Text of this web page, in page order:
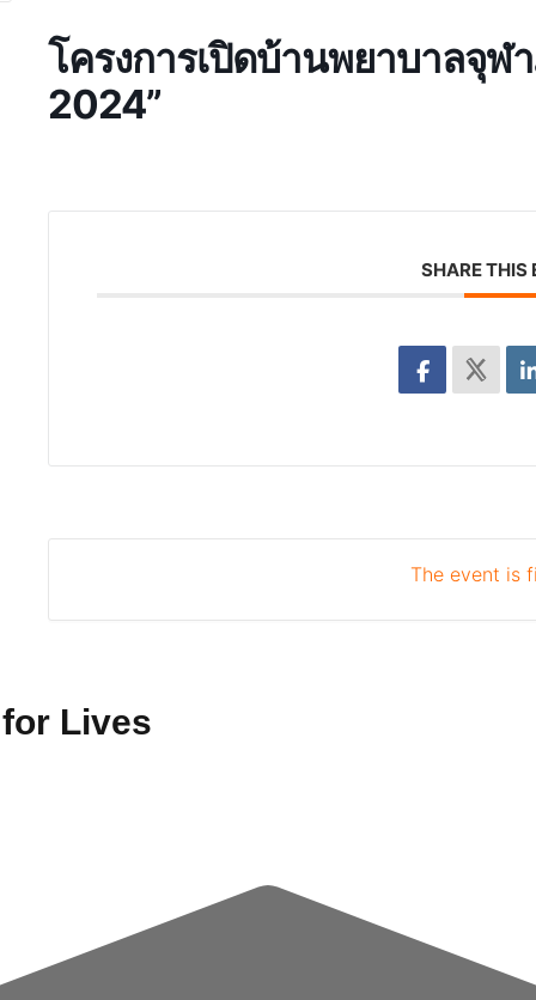
โครงการเปิดบ้านพยาบาลจุฬ
2024”
SHARE THIS
The event is
Lives